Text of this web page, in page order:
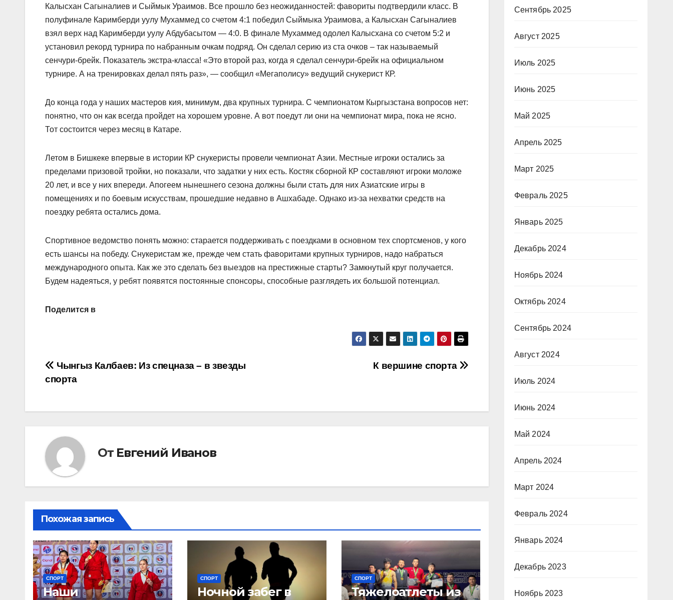
Калысхан Сагыналиев и Сыймык Ураимов. Все прошло без неожиданностей: фавориты подтвердили класс. В
полуфинале Каримберди уулу Мухаммед со счетом 4:1 победил Сыймыка Ураимова, а Калысхан Сагыналиев
взял верх над Каримберди уулу Абдубасытом — 4:0. В финале Мухаммед одолел Калысхана со счетом 5:2 и
установил рекорд турнира по набранным очкам подряд. Он сделал серию из ста очков – так называемый
сенчури-брейк. Показатель экстра-класса! «Это второй раз, когда я сделал сенчури-брейк на официальном
турнире. А на тренировках делал пять раз», — сообщил «Мегаполису» ведущий снукерист КР.
До конца года у наших мастеров кия, минимум, два крупных турнира. С чемпионатом Кыргызстана вопросов нет:
понятно, что он как всегда пройдет на хорошем уровне. А вот поедут ли они на чемпионат мира, пока не ясно.
Тот состоится через месяц в Катаре.
Летом в Бишкеке впервые в истории КР снукеристы провели чемпионат Азии. Местные игроки остались за
пределами призовой тройки, но показали, что задатки у них есть. Костяк сборной КР составляют игроки моложе
20 лет, и все у них впереди. Апогеем нынешнего сезона должны были стать для них Азиатские игры в
помещениях и по боевым искусствам, прошедшие недавно в Ашхабаде. Однако из-за нехватки средств на
поездку ребята остались дома.
Спортивное ведомство понять можно: старается поддер­живать с поездками в основном тех спортсменов, у кого
есть шансы на победу. Снукеристам же, прежде чем стать фаворитами крупных турниров, надо набраться
международного опыта. Как же это сделать без выездов на престижные старты? Замкнутый круг получается.
Будем надеяться, у ребят появятся постоянные спонсоры, способные разглядеть их большой потенциал.
Поделится в
Навигация
по
записям
К вершине спорта
Чынгыз Калбаев: Из спецназа – в звезды
спорта
От Евгений Иванов
Похожая запись
СПОРТ
Наши
СПОРТ
Ночной забег в
СПОРТ
Тяжелоатлеты из
Сентябрь 2025
Август 2025
Июль 2025
Июнь 2025
Май 2025
Апрель 2025
Март 2025
Февраль 2025
Январь 2025
Декабрь 2024
Ноябрь 2024
Октябрь 2024
Сентябрь 2024
Август 2024
Июль 2024
Июнь 2024
Май 2024
Апрель 2024
Март 2024
Февраль 2024
Январь 2024
Декабрь 2023
Ноябрь 2023